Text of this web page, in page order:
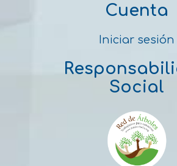
Cuenta
Iniciar sesión
Social